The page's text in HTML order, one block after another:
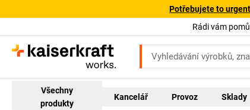
Potřebujete to
Rádi vám
Všechny
produkty
Kancelář Provoz Sklady